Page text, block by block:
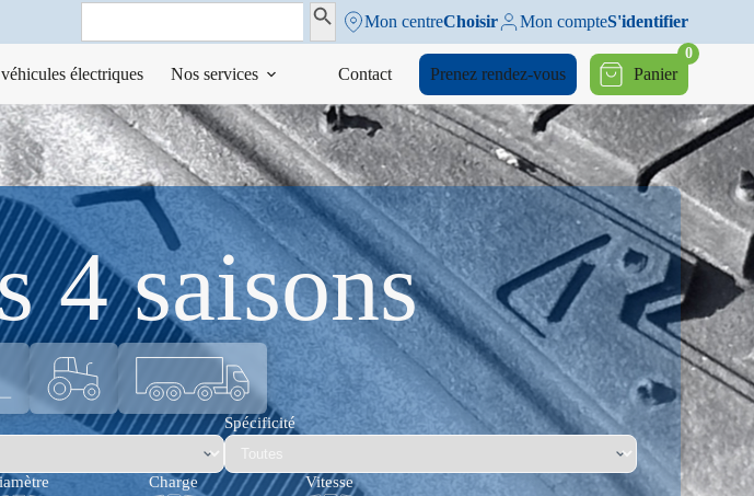
Search
Search ButtonMon centreChoisir Mon compteS'identifier
électriques Nos services Contact Prenez rendez-vous Panier
0
4 saisons
Spécificité
Charge Vitesse